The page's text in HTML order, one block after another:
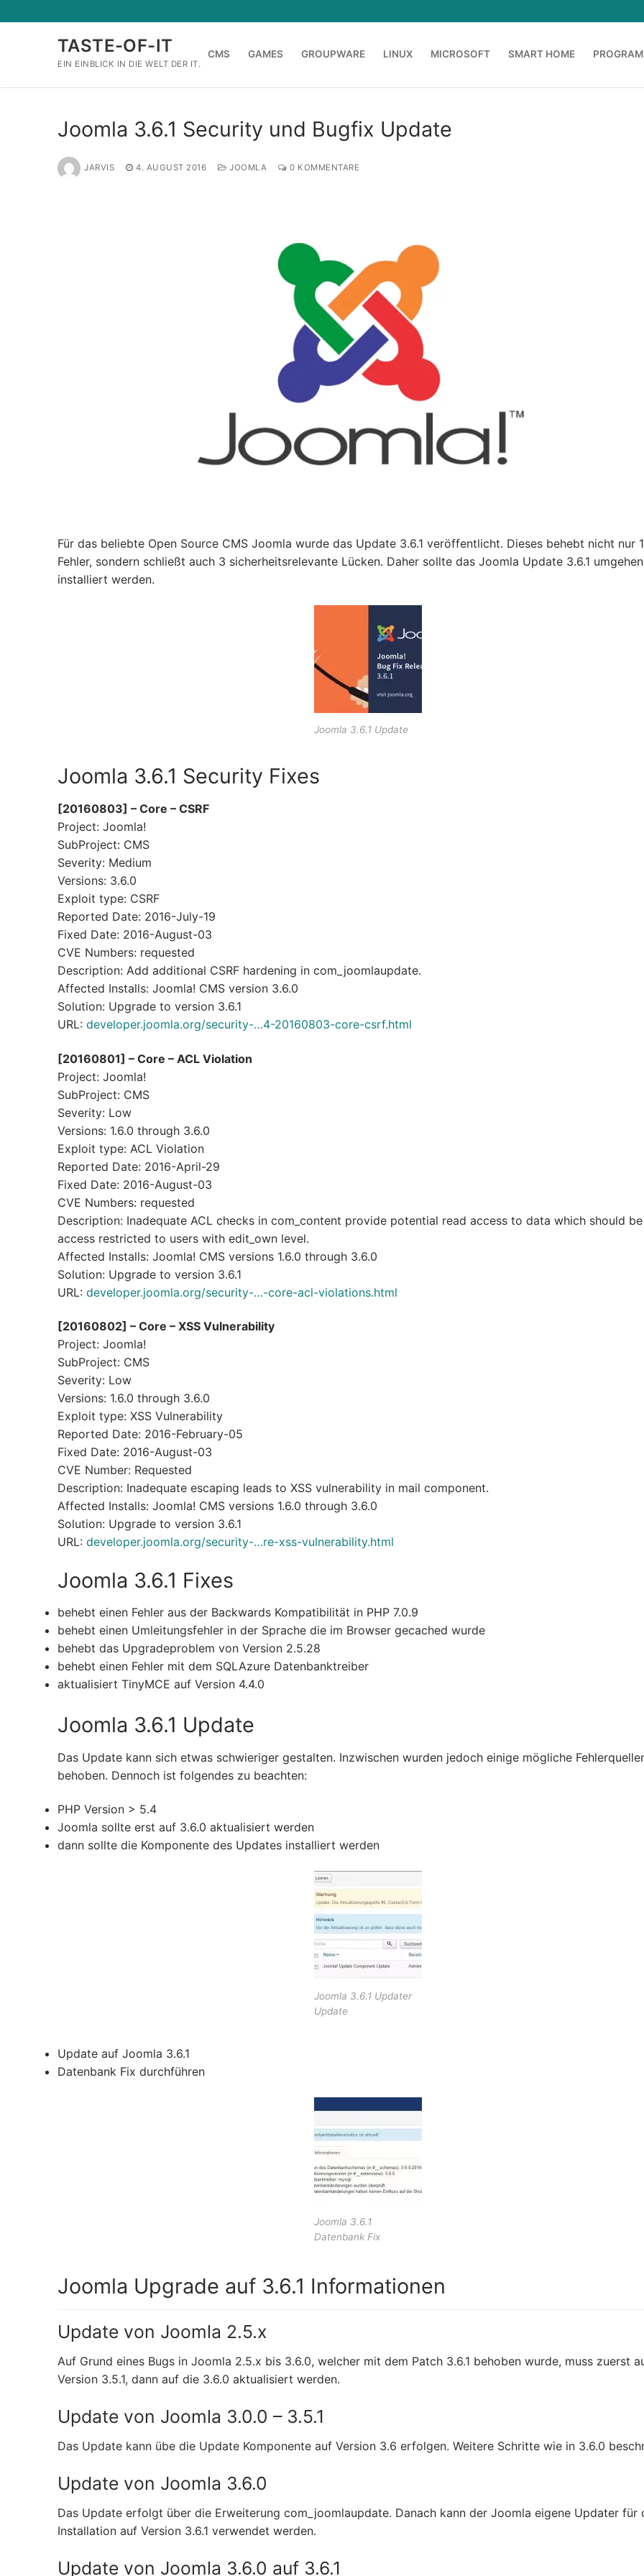
Inhalt
TASTE-OF-IT
EIN EINBLICK IN DIE WELT DER IT.
CMS GAMES GROUPWARE LINUX MICROSOFT SMART HOME
Joomla 3.6.1 Security und Bugfix Update
JARVIS 4. AUGUST 2016 JOOMLA 0 KOMMENTARE
Für das beliebte Open Source CMS Joomla wurde das Update 3.6.1 veröffentlicht. Dieses behebt nicht nur
Fehler, sondern schließt auch 3 sicherheitsrelevante Lücken. Daher sollte das Joomla Update 3.6.1
installiert werden.
Joomla 3.6.1 Update
Joomla 3.6.1 Security Fixes
[20160803] – Core – CSRF
Project: Joomla!
SubProject: CMS
Severity: Medium
Versions: 3.6.0
Exploit type: CSRF
Reported Date: 2016-July-19
Fixed Date: 2016-August-03
CVE Numbers: requested
Description: Add additional CSRF hardening in com_joomlaupdate.
Affected Installs: Joomla! CMS version 3.6.0
Solution: Upgrade to version 3.6.1
URL: developer.joomla.org/security-…4-20160803-core-csrf.html
[20160801] – Core – ACL Violation
Project: Joomla!
SubProject: CMS
Severity: Low
Versions: 1.6.0 through 3.6.0
Exploit type: ACL Violation
Reported Date: 2016-April-29
Fixed Date: 2016-August-03
CVE Numbers: requested
Description: Inadequate ACL checks in com_content provide potential read access to data which should be
access restricted to users with edit_own level.
Affected Installs: Joomla! CMS versions 1.6.0 through 3.6.0
Solution: Upgrade to version 3.6.1
URL: developer.joomla.org/security-…-core-acl-violations.html
[20160802] – Core – XSS Vulnerability
Project: Joomla!
SubProject: CMS
Severity: Low
Versions: 1.6.0 through 3.6.0
Exploit type: XSS Vulnerability
Reported Date: 2016-February-05
Fixed Date: 2016-August-03
CVE Number: Requested
Description: Inadequate escaping leads to XSS vulnerability in mail component.
Affected Installs: Joomla! CMS versions 1.6.0 through 3.6.0
Solution: Upgrade to version 3.6.1
URL: developer.joomla.org/security-…re-xss-vulnerability.html
Joomla 3.6.1 Fixes
behebt einen Fehler aus der Backwards Kompatibilität in PHP 7.0.9
behebt einen Umleitungsfehler in der Sprache die im Browser gecached wurde
behebt das Upgradeproblem von Version 2.5.28
behebt einen Fehler mit dem SQLAzure Datenbanktreiber
aktualisiert TinyMCE auf Version 4.4.0
Joomla 3.6.1 Update
Das Update kann sich etwas schwieriger gestalten. Inzwischen wurden jedoch einige mögliche
behoben. Dennoch ist folgendes zu beachten:
PHP Version > 5.4
Joomla sollte erst auf 3.6.0 aktualisiert werden
dann sollte die Komponente des Updates installiert werden
Joomla 3.6.1 Updater
Update
Update auf Joomla 3.6.1
Datenbank Fix durchführen
Joomla 3.6.1
Datenbank Fix
Joomla Upgrade auf 3.6.1 Informationen
Update von Joomla 2.5.x
Auf Grund eines Bugs in Joomla 2.5.x bis 3.6.0, welcher mit dem Patch 3.6.1 behoben wurde, muss zuerst
Version 3.5.1, dann auf die 3.6.0 aktualisiert werden.
Update von Joomla 3.0.0 – 3.5.1
Das Update kann übe die Update Komponente auf Version 3.6 erfolgen. Weitere Schritte wie in 3.6.0
Update von Joomla 3.6.0
Das Update erfolgt über die Erweiterung com_joomlaupdate. Danach kann der Joomla eigene Updater für
Installation auf Version 3.6.1 verwendet werden.
Update von Joomla 3.6.0 auf 3.6.1